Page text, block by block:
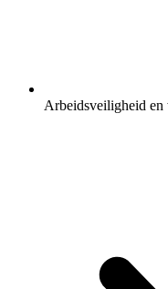
Arbeidsveiligheid en